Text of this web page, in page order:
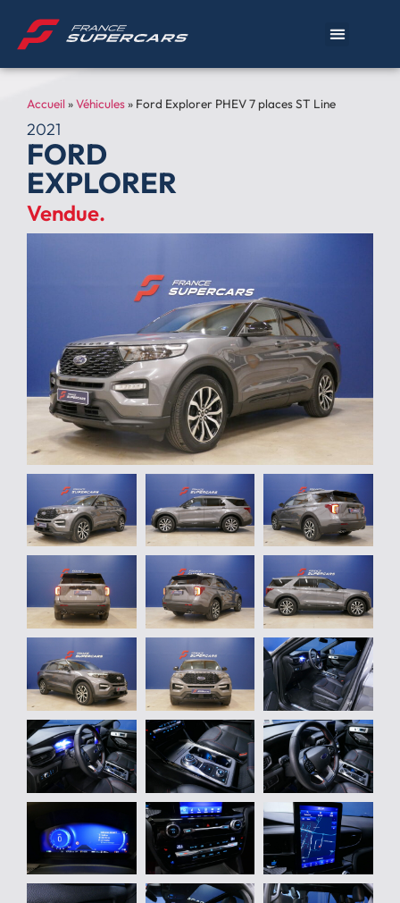
Accueil »Véhicules» Ford Explorer PHEV 7 places ST Line
2021
FORD
EXPLORER
Vendue.